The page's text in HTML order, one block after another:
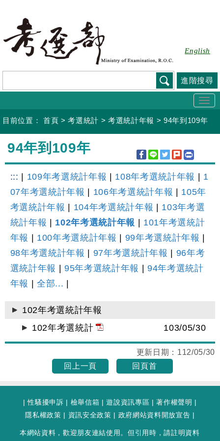
要
容
English
進階搜尋
目前位置： 首頁 >考選統計 >考選統計年報 >94年到109年
94年到109年
::: 109年考選統計年報 108年考選統計年報
1
07年考選統計年報
106年考選統計年報
105年
考選統計年報
104年考選統計年報
103年考選
統計年報
102年考選統計年報
101年考選統計
年報
100年考選統計年報 99年考選統計年報
98年考選統計年報
97年考選統計年報
96年考
選統計年報
|95年考選統計年報 |94年考選統計
年報
|全部...
102年考選統計年報
102年考選統計
103/05/30
更新日期： 112/05/30
回上一頁
回頁首
|性騷擾申訴 | 檢舉信箱 |遊說資訊專區 |著作權聲明 |
隱私權政策 | 資訊安全政策 | 政府網站資料開放宣告 |
本網站資料，歡迎朋友連結使用。但引用時，請註明資料